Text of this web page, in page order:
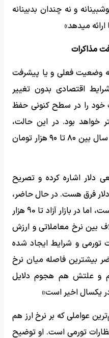
و نه چندان بدبینانه
میدهد»
مذاکرات
وضعیت فعلی و یا پیشرفت
اقتصادی بدون تغییر
خود را در سطح کنونی حفظ
خواهد بود. در این حالت،
انتظار داریم که نرخ دلار در پایان سال بین ۸۰ تا ۹۰ هزار تومان
دلار اشاره کرده و تصریح
فرق هست. در حال حاضر،
ارزش واقعی دلار ۶۲ هزار تومان است، اما در بازار آزاد تا 90 هزار
بین نرخ معاملاتی و ارزش
تورمی و شرایط ایجاد شده
بیشترین فاصله میان نرخ
و علتش هم هجوم دلایل
یکسال اخیر است»
عواملی که بر نرخ ارز هم
تورمی است. او توضیح